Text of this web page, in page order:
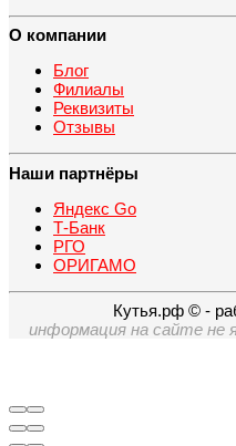
О компании
Блог
Филиалы
Реквизиты
Отзывы
Наши партнёры
Яндекс Go
Т-Банк
РГО
ОРИГАМО
Кутья.рф © -
информация на сайте не